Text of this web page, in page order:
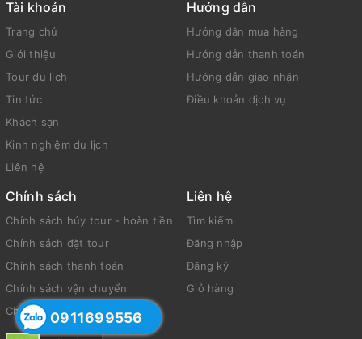
Tài khoản
Trang chủ
Giới thiệu
Tour du lịch
Tin tức
Khách sạn
Kinh nghiệm du lịch
Liên hệ
Hướng dẫn
Hướng dẫn mua hàng
Hướng dẫn thanh toán
Hướng dẫn giao nhận
Điều khoản dịch vụ
Chính sách
Chính sách hủy tour - hoàn tiền
Chính sách đặt tour
Chính sách thanh toán
Chính sách vận chuyển
Chính sách bảo mật
Liên hệ
Tìm kiếm
Đăng nhập
Đăng ký
Giỏ hàng
0911699556